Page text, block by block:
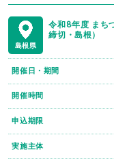
島根県
令和8年度 まち
締切・島根）
開催日・期間
開催時間
申込期限
実施主体